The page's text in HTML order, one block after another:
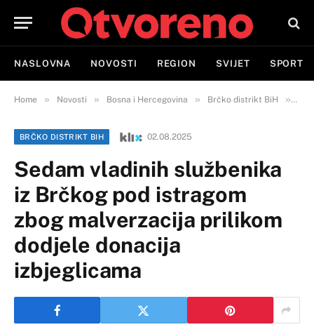
NASLOVNA NOVOSTI REGION SVIJET SPORT
Home » Novosti » Bosna i Hercegovina » Brčko distrikt BiH »
BRČKO DISTRIKT BIH 02.08.2025
Sedam vladinih službenika
iz Brčkog pod istragom
zbog malverzacija prilikom
dodjele donacija
izbjeglicama